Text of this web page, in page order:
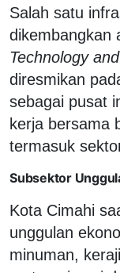
Salah satu
dikembangkan
Technology
diresmikan
sebagai pusat
kerja bersama
termasuk
Subsektor
Kota Cimahi
unggulan
minuman,